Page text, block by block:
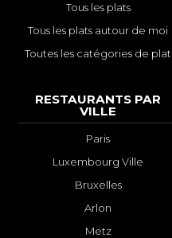
Tous les plats
Tous les plats autour de moi
Toutes les catégories de plat
RESTAURANTS PAR
VILLE
Paris
Luxembourg Ville
Bruxelles
Arlon
Metz